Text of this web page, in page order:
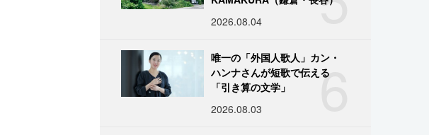
2026.08.04
6
唯一の「外国人歌人」カン・
ハンナさんが短歌で伝える
「引き算の文学」
2026.08.03